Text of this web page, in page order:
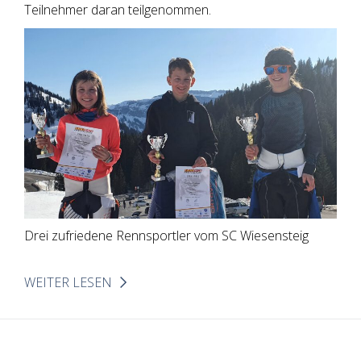
Teilnehmer daran teilgenommen.
Drei zufriedene Rennsportler vom SC Wiesensteig
WEITER LESEN